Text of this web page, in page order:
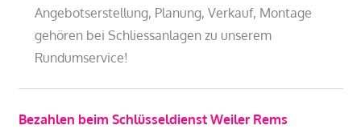
Angebotserstellung, Planung, Verkauf, Montage
gehören bei Schliessanlagen zu unserem
Rundumservice!
Bezahlen beim Schlüsseldienst Weiler Rems